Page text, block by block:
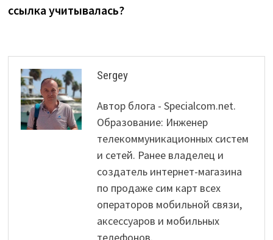
ссылка учитывалась?
Sergey
Автор блога - Specialcom.net.
Образование: Инженер
телекоммуникационных систем
и сетей. Ранее владелец и
создатель интернет-магазина
по продаже сим карт всех
операторов мобильной связи,
аксессуаров и мобильных
телефонов.